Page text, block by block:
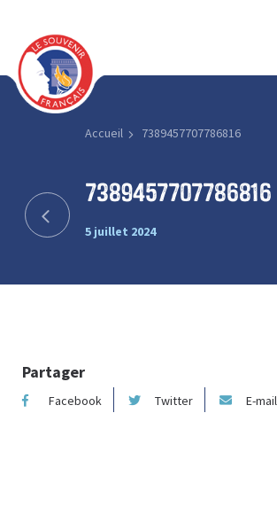
Accueil 7389457707786816
7389457707786816
5 juillet 2024
Partager
Facebook Twitter E-mail